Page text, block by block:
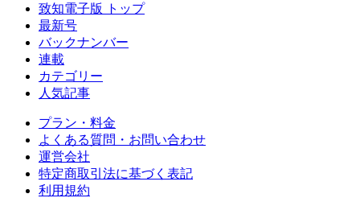
致知電子版 トップ
最新号
バックナンバー
連載
カテゴリー
人気記事
プラン・料金
よくある質問・お問い合わせ
運営会社
特定商取引法に基づく表記
利用規約